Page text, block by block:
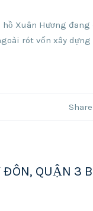
Xuân Hương
rót vốn xây
ĐÔN, QUẬN 3